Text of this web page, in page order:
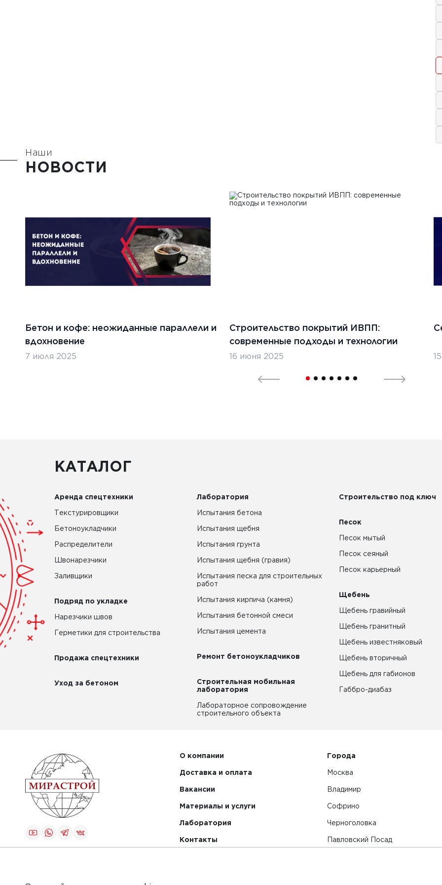
Наши
НОВОСТИ
Бетон и кофе: неожиданные параллели и
вдохновение
7 июля 2025
Строительство покрытий ИВПП:
современные подходы и технологии
16 июня 2025
КАТАЛОГ
Аренда спецтехники
Текстурировщики
Бетоноукладчики
Распределители
Швонарезчики
Заливщики
Подряд по укладке
Нарезчики швов
Герметики для строительства
Продажа спецтехники
Уход за бетоном
Лаборатория
Испытания бетона
Испытания щебня
Испытания грунта
Испытания щебня (гравия)
Испытания песка для строительных
работ
Испытания кирпича (камня)
Испытания бетонной смеси
Испытания цемента
Ремонт бетоноукладчиков
Строительная мобильная
лаборатория
Лабораторное сопровождение
строительного объекта
Строительство под ключ
Песок
Песок мытый
Песок сеяный
Песок карьерный
Щебень
Щебень гравийный
Щебень гранитный
Щебень известняковый
Щебень вторичный
Щебень для габионов
Габбро-диабаз
О компании
Доставка и оплата
Вакансии
Материалы и услуги
Лаборатория
Контакты
Города
Москва
Владимир
Софрино
Черноголовка
Павловский Посад